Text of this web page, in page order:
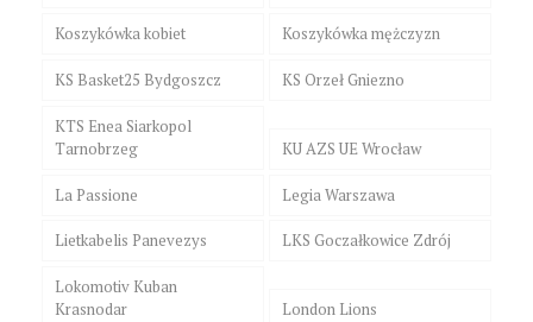
Koszykówka kobiet Koszykówka mężczyzn
KS Basket25 Bydgoszcz KS Orzeł Gniezno
KTS Enea Siarkopol
Tarnobrzeg
KU AZS UE Wrocław
La Passione Legia Warszawa
Lietkabelis Panevezys LKS Goczałkowice Zdrój
Lokomotiv Kuban
Krasnodar
London Lions